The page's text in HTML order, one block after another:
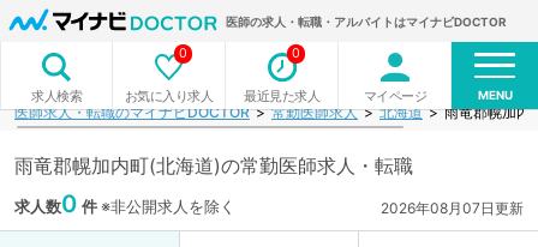
医師の求人・転職・アルバイトはマイナビDOCTOR
求人検索 お気に入り求人
0
最近見た求人
0
マイページ MENU
医師求人・転職のマイナビDOCTOR 常勤医師求人 北海道 雨竜郡幌加内
雨竜郡幌加内町(北海道)の常勤医師求人・転職
求人数0 件※非公開求人を除く 2026年08月07日更新